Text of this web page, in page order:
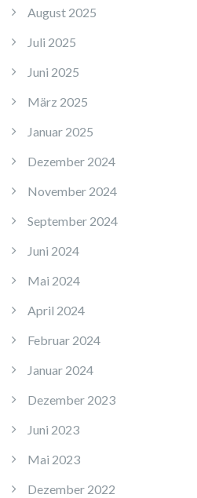
August 2025
Juli 2025
Juni 2025
März 2025
Januar 2025
Dezember 2024
November 2024
September 2024
Juni 2024
Mai 2024
April 2024
Februar 2024
Januar 2024
Dezember 2023
Juni 2023
Mai 2023
Dezember 2022